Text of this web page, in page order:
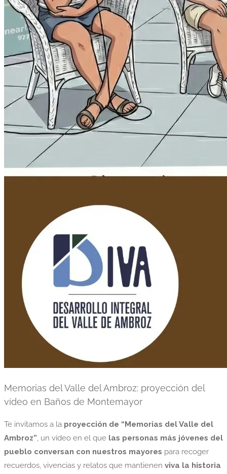
Memorias del Valle del Ambroz: proyección del
vídeo en Baños de Montemayor
Te invitamos a la proyección de “Memorias del Valle del
Ambroz”, un vídeo en el que las personas más jóvenes del
pueblo conversan con nuestros mayores para recoger
recuerdos, vivencias y relatos que mantienen viva la historia